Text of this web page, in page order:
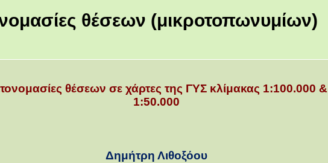
θέσεων (μικροτοπωνυμίων)
θέσεων σε χάρτες της ΓΥΣ κλίμακας 1:100.000 &
1:50.000
Δημήτρη Λιθοξόου